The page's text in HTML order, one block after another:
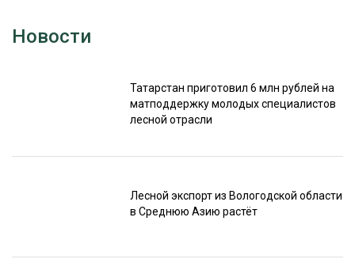
Новости
Татарстан приготовил 6 млн рублей на
матподдержку молодых специалистов
лесной отрасли
Лесной экспорт из Вологодской области
в Среднюю Азию растёт